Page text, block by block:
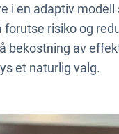
i en adaptiv modell
forutse risiko og
bekostning av
et naturlig valg.